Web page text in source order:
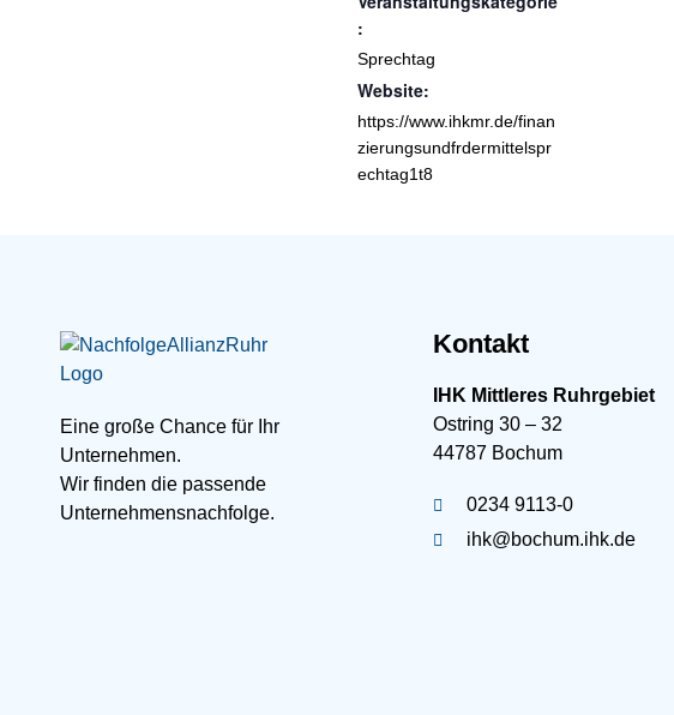
:
Sprechtag
Website:
https://www.ihkmr.de/finan
zierungsundfrdermittelspr
echtag1t8
Eine große Chance für Ihr
Unternehmen.
Wir finden die passende
Unternehmensnachfolge.
Kontakt
IHK Mittleres Ruhrgebiet
Ostring 30 – 32
44787 Bochum
0234 9113-0
ihk@bochum.ihk.de